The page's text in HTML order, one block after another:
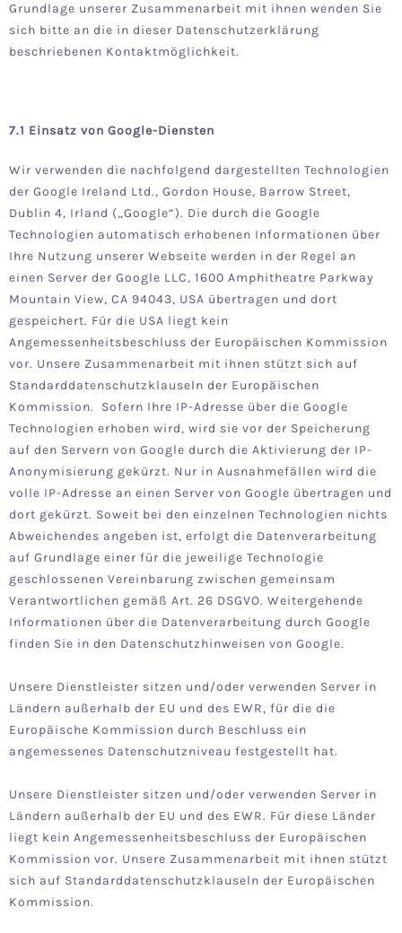
Grundlage unserer Zusammenarbeit mit ihnen wenden Sie
sich bitte an die in dieser Datenschutzerklärung
beschriebenen Kontaktmöglichkeit.
7.1 Einsatz von Google-Diensten
Wir verwenden die nachfolgend dargestellten Technologien
der Google Ireland Ltd., Gordon House, Barrow Street,
Dublin 4, Irland („Google“). Die durch die Google
Technologien automatisch erhobenen Informationen über
Ihre Nutzung unserer Webseite werden in der Regel an
einen Server der Google LLC, 1600 Amphitheatre Parkway
Mountain View, CA 94043, USA übertragen und dort
gespeichert. Für die USA liegt kein
Angemessenheitsbeschluss der Europäischen Kommission
vor. Unsere Zusammenarbeit mit ihnen stützt sich auf
Standarddatenschutzklauseln der Europäischen
Kommission. Sofern Ihre IP-Adresse über die Google
Technologien erhoben wird, wird sie vor der Speicherung
auf den Servern von Google durch die Aktivierung der IP-
Anonymisierung gekürzt. Nur in Ausnahmefällen wird die
volle IP-Adresse an einen Server von Google übertragen und
dort gekürzt. Soweit bei den einzelnen Technologien nichts
Abweichendes angeben ist, erfolgt die Datenverarbeitung
auf Grundlage einer für die jeweilige Technologie
geschlossenen Vereinbarung zwischen gemeinsam
Verantwortlichen gemäß Art. 26 DSGVO. Weitergehende
Informationen über die Datenverarbeitung durch Google
finden Sie in den Datenschutzhinweisen von Google.
Unsere Dienstleister sitzen und/oder verwenden Server in
Ländern außerhalb der EU und des EWR, für die die
Europäische Kommission durch Beschluss ein
angemessenes Datenschutzniveau festgestellt hat.
Unsere Dienstleister sitzen und/oder verwenden Server in
Ländern außerhalb der EU und des EWR. Für diese Länder
liegt kein Angemessenheitsbeschluss der Europäischen
Kommission vor. Unsere Zusammenarbeit mit ihnen stützt
sich auf Standarddatenschutzklauseln der Europäischen
Kommission.